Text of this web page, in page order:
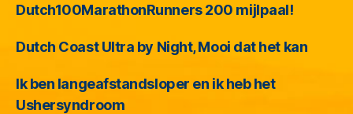
Dutch100MarathonRunners 200 mijlpaal!
Dutch Coast Ultra by Night, Mooi dat het kan
Ik ben langeafstandsloper en ik heb het
Ushersyndroom